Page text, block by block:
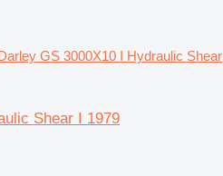
GS 3000X10 I Hydraulic Shear
Shear I 1979